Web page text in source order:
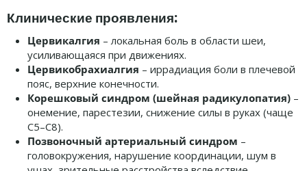
Клинические проявления:
Цервикалгия – локальная боль в области шеи,
усиливающаяся при движениях.
Цервикобрахиалгия – иррадиация боли в плечевой
пояс, верхние конечности.
Корешковый синдром (шейная радикулопатия) –
онемение, парестезии, снижение силы в руках (чаще
C5–C8).
Позвоночный артериальный синдром –
головокружения, нарушение координации, шум в